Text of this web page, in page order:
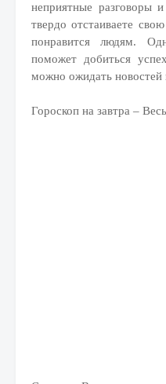
неприятные
твердо отстаиваете
понравится людям.
поможет добиться
можно ожидать новостей
Гороскоп на завтра –